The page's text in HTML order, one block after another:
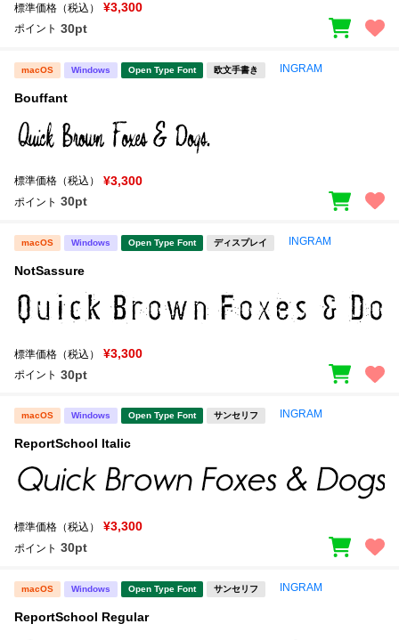
標準価格（税込） ¥3,300
ポイント 30pt
macOS Windows Open Type Font 欧文手書き INGRAM
Bouffant
標準価格（税込） ¥3,300
ポイント 30pt
macOS Windows Open Type Font ディスプレイ INGRAM
NotSassure
標準価格（税込） ¥3,300
ポイント 30pt
macOS Windows Open Type Font サンセリフ INGRAM
ReportSchool Italic
標準価格（税込） ¥3,300
ポイント 30pt
macOS Windows Open Type Font サンセリフ INGRAM
ReportSchool Regular